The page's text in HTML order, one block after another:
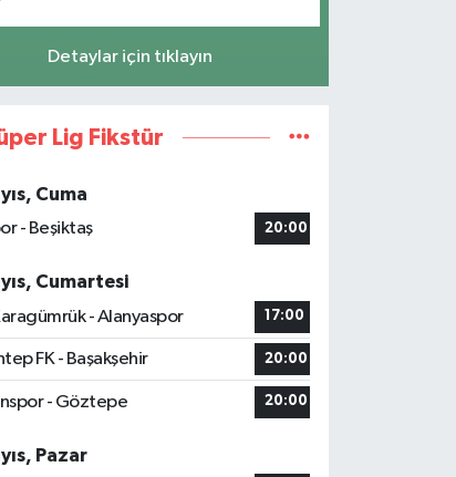
Detaylar için tıklayın
Lig Fikstür
Cuma
- Beşiktaş
20:00
Cumartesi
- Alanyaspor
17:00
FK - Başakşehir 20:00
- Göztepe 20:00
Pazar